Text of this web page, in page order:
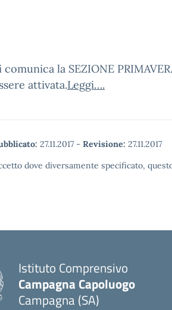
comunica la SEZIONE
attivata.Leggi….
27.11.2017 - Revisione: 27.11.2017
dove diversamente specificato,
Istituto Comprensivo
Campagna Capoluogo
Campagna (SA)